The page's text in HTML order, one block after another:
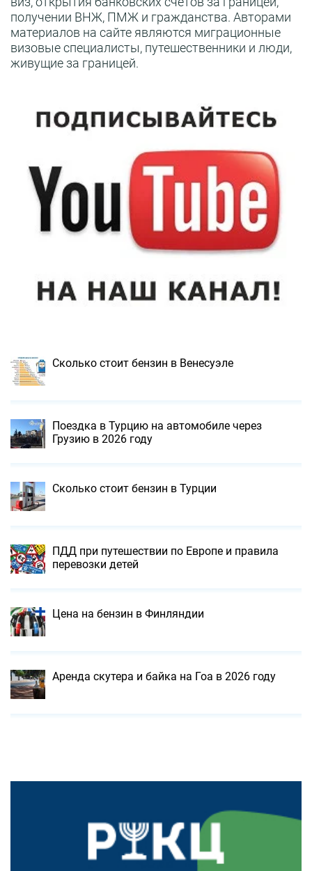
получении ВНЖ, ПМЖ и гражданства. Авторами
материалов на сайте являются миграционные
визовые специалисты, путешественники и люди,
живущие за границей.
Сколько стоит бензин в Венесуэле
Поездка в Турцию на автомобиле через
Грузию в 2026 году
Сколько стоит бензин в Турции
ПДД при путешествии по Европе и правила
перевозки детей
Цена на бензин в Финляндии
Аренда скутера и байка на Гоа в 2026 году